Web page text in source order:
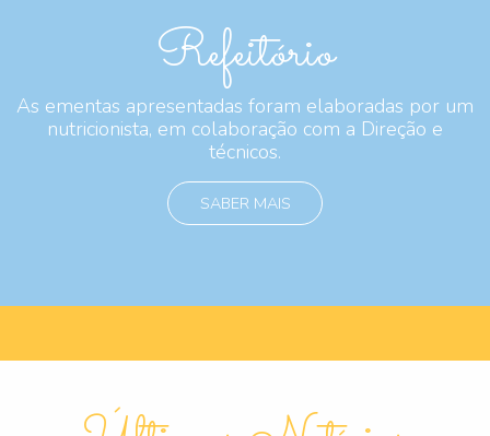
Refeitório
As ementas apresentadas foram elaboradas por um
nutricionista, em colaboração com a Direção e
técnicos.
SABER MAIS